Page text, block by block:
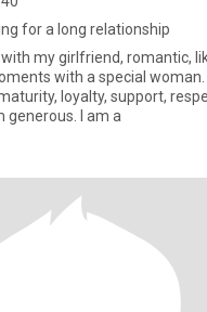
for a long relationship
my girlfriend, romantic,
with a special woman.
loyalty, support,
generous. I am a